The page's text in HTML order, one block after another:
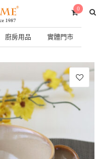
0
廚房用品 實體門市